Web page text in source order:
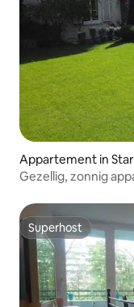
Appartement in
Gezellig, zonnig
Superhost
Superhost